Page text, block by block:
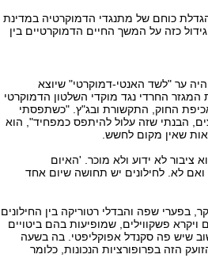
כוחם של מתנגדי הדמוקרטיה במדינת
כזה על המשך החיים הדמוקרטיים בין
ער "לשד האנטי-דמוקרטי" שיוצא
החרדי נגד מוקדי השלטון הדמוקרטי
החוק, התקשורת ובג"ץ. "כשתפסתי
הבנתי שזה עלול להיתפס כמפחיד", הוא
שאין מקום לחשש.
ציבור לא ידוע ולא מוכר. 'האיום
לא. לחילונים יש תחושה שיום אחד
בפערי שפה והבדלי רטוריקה בין החילונים
ויקרא פשקווילים, שמופיעות בהם ביטויים
שיש פה סקנדל אפוקליפטי. בה בשעה
הזה בפרופורציות הנכונות, כלומר